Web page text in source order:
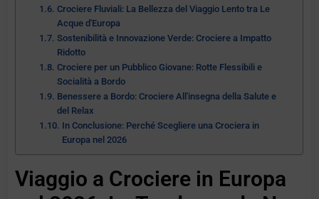
Crociere Fluviali: La Bellezza del Viaggio Lento tra Le
Acque d'Europa
Sostenibilità e Innovazione Verde: Crociere a Impatto
Ridotto
Crociere per un Pubblico Giovane: Rotte Flessibili e
Socialità a Bordo
Benessere a Bordo: Crociere All'insegna della Salute e
del Relax
In Conclusione: Perché Scegliere una Crociera in
Europa nel 2026
Viaggio a Crociere in Europa